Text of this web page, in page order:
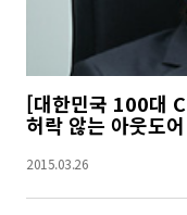
[대한민국 100대
허락 않는 아웃도어
2015.03.26